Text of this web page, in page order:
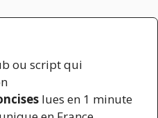
ou script qui
lues en 1 minute